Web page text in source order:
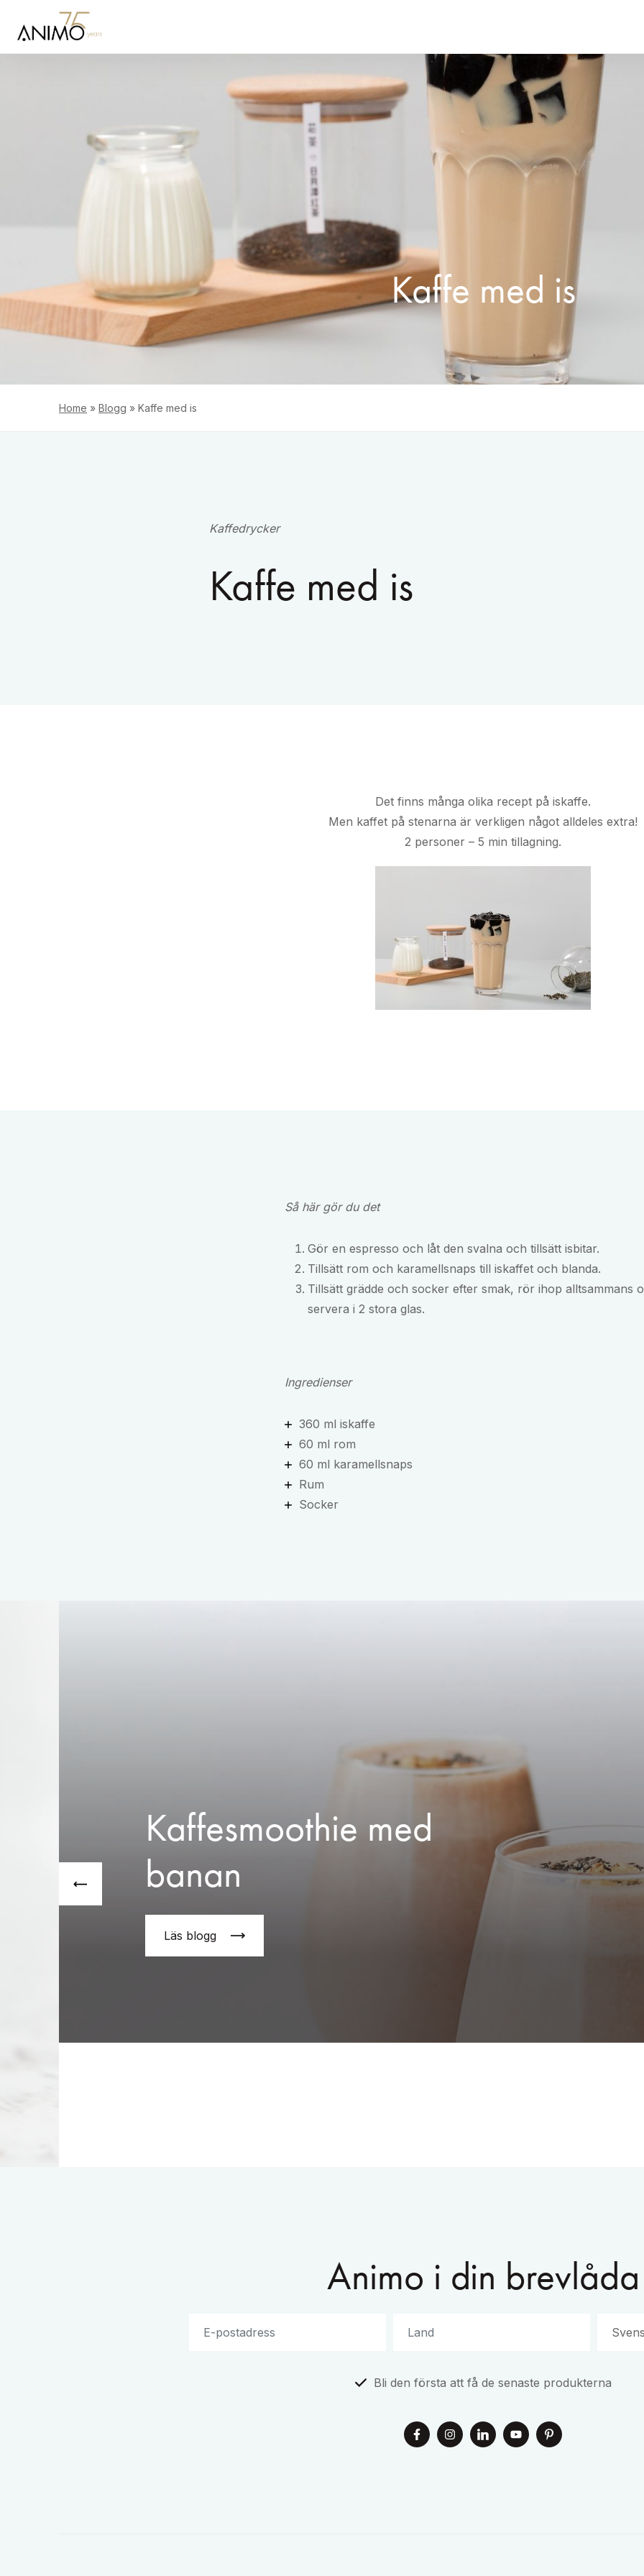
Kaffe med is
Home » Blogg » Kaffe med is
Kaffedrycker
Kaffe med is
Det finns många olika recept på iskaffe.
Men kaffet på stenarna är verkligen något alldeles extra!
2 personer – 5 min tillagning.
Så här gör du det
Gör en espresso och låt den svalna och tillsätt isbitar.
Tillsätt rom och karamellsnaps till iskaffet och blanda.
Tillsätt grädde och socker efter smak, rör ihop alltsammans
servera i 2 stora glas.
Ingredienser
360 ml iskaffe
60 ml rom
60 ml karamellsnaps
Rum
Socker
Kaffesmoothie med
banan
Läs blogg
Animo i din brevlåda
Bli den första att få de senaste produkterna